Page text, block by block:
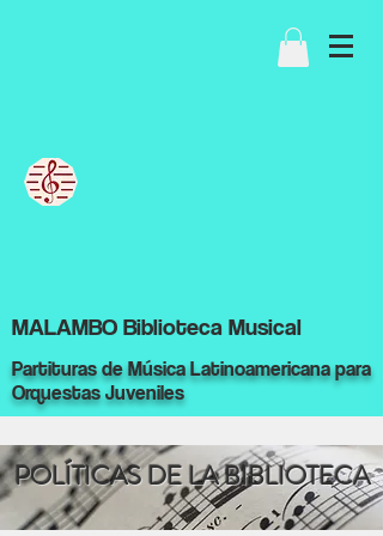
MALAMBO Biblioteca Musical
Partituras de Música Latinoamericana para
Orquestas Juveniles
POLÍTICAS DE LA BIBLIOTECA